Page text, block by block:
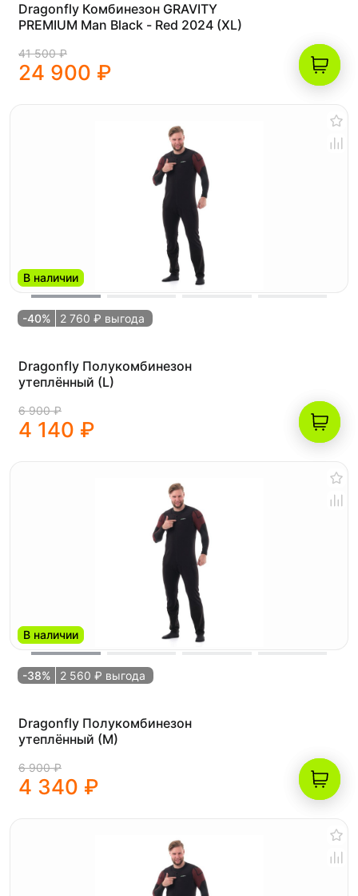
Dragonfly Комбинезон GRAVITY
PREMIUM Man Black - Red 2024 (XL)
41 500 ₽
24 900 ₽
В наличии
-40% 2 760 ₽ выгода
Dragonfly Полукомбинезон
утеплённый (L)
6 900 ₽
4 140 ₽
В наличии
-38% 2 560 ₽ выгода
Dragonfly Полукомбинезон
утеплённый (M)
6 900 ₽
4 340 ₽